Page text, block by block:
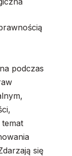
podczas
się